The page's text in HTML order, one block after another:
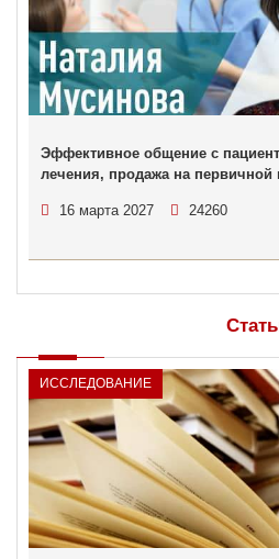
Эффективное общение с
лечения, продажа на первичной
16 марта 2027 24260
ИССЛЕДОВАНИЕ